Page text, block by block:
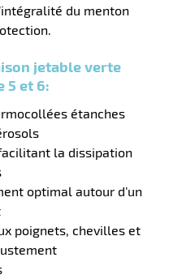
du menton
jetable verte
5 et 6:
étanches
la dissipation
optimal autour d’un
poignets, chevilles et